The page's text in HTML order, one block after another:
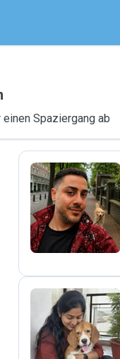
Spaziergang ab
M
R